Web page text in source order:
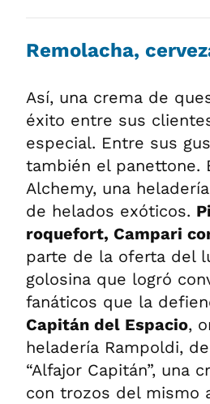
Remolacha,
Así, una crema de
éxito entre sus
especial. Entre sus
también el panettone.
Alchemy, una
de helados exóticos.
roquefort, Campari
parte de la oferta del
golosina que logró
fanáticos que la
Capitán del Espacio,
heladería Rampoldi,
“Alfajor Capitán”, una
con trozos del mismo